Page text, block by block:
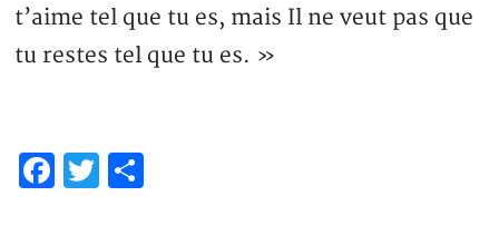
t’aime tel que tu es, mais Il ne veut pas que
tu restes tel que tu es. »
Facebook
Twitter